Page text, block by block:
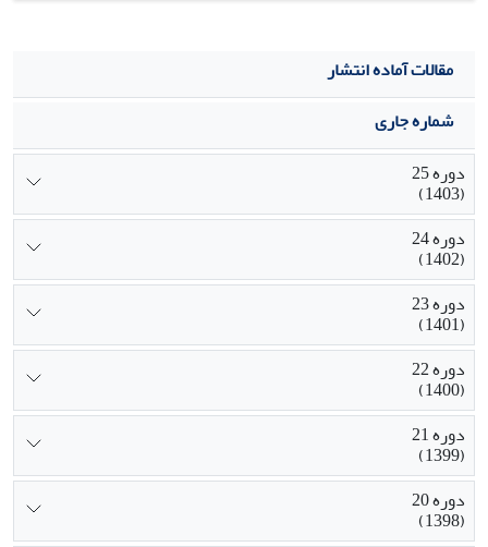
مقالات آماده انتشار
شماره جاری
دوره 25
(1403)
دوره 24
(1402)
دوره 23
(1401)
دوره 22
(1400)
دوره 21
(1399)
دوره 20
(1398)